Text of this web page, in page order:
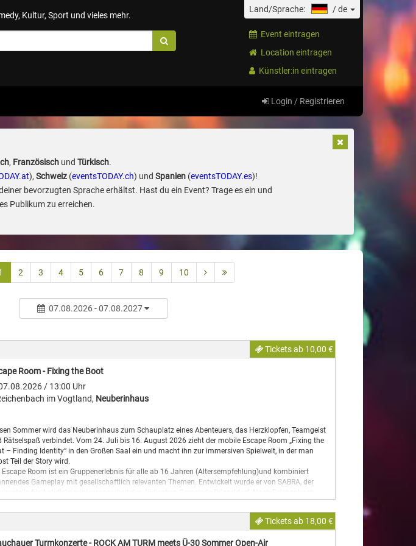
Kultur, Sport und vieles mehr.
Land/Sprache: /de
Event eintragen
Location eintragen
Künstler:in eintragen
Login / Registrieren
, Französischund Türkisch.
), Schweiz(eventsTODAY.ch) und Spanien(eventsTODAY.es)!
bevorzugten Sprache erhältst. Hast du ein Event? Trage es ein und
Publikum zu erreichen.
2 3 4 5 6 7 8 9 10
07.08.2026 - 07.08.2027
Tickets ab 10,00 €
Room - Fixing the Boot
/ 13:00 Uhr
im Vogtland, Neuberinhaus
Sommer wird das Neuberinhaus zum Schauplatz eines Abenteuers, das Herzklopfen, Teamgeist
Rätselspaß verbindet. Vom 24. Juli bis 16. August 2026 zieht der mobile Escape Room „Fixing the
– Finding Identity“ in den Großen Saal ein und macht ihn zur immersiven Spielwelt, in der man
Teil der Story wird.
Escape Room ist ein Gruppenerlebnis für alle ab 16 Jahren (Altersempfehlung)und kombiniert
Gameplay mit gesellschaftlich relevanten Themen. Entwickelt wurde er von SABRA, der
das Projekt durch die Kulturstiftung des Freistaates Sachsen.
begeben sich auf ein einzigartiges Abenteuer! In der nachempfundenen Kajüte im Großen
Rätsel und eine spannende Geschichte lernen die Spieler:innen nicht nur kulturelle Hintergründe
Tickets ab 18,00 €
Turmkonzerte - ROCK AM TURM meets Ü-30 Sommer Open-Air